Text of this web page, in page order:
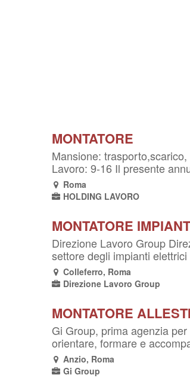
MONTATORE
Mansione:
Lavoro: 9-16 Il presente
Roma
HOLDING LAVORO
MONTATORE
Direzione Lavoro Group
settore degli impianti
Colleferro, Roma
Direzione Lavoro Group
MONTATORE
Gi Group, prima agenzia
orientare, formare e
Anzio, Roma
Gi Group